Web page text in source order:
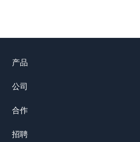
产品
公司
合作
招聘